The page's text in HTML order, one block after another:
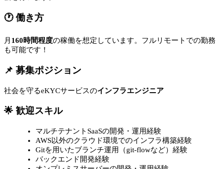
🕐 働き方
月 160時間程度の稼働を想定しています。フルリモートでの勤務
も可能です！
📌 募集ポジション
社会を守るeKYCサービスのインフラエンジニア
🌟 歓迎スキル
マルチテナントSaaSの開発・運用経験
AWS以外のクラウド環境でのインフラ構築経験
Gitを用いたブランチ運用（git-flowなど）経験
バックエンド開発経験